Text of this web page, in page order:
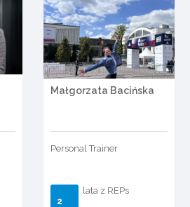
Małgorzata Bacińska
Personal Trainer
2
lata z REPs